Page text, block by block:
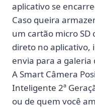
aplicativo se
Caso queira
um cartão micro SD
direto no aplicativo,
envia para a galeria
A Smart Câmera
Inteligente 2ª
ou de quem você